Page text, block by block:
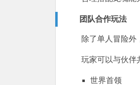
团队合作玩法
除了单人冒险外
玩家可以与伙伴
世界首领